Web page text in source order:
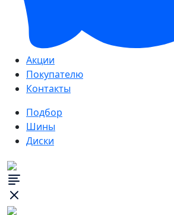
Акции
Покупателю
Контакты
Подбор
Шины
Диски